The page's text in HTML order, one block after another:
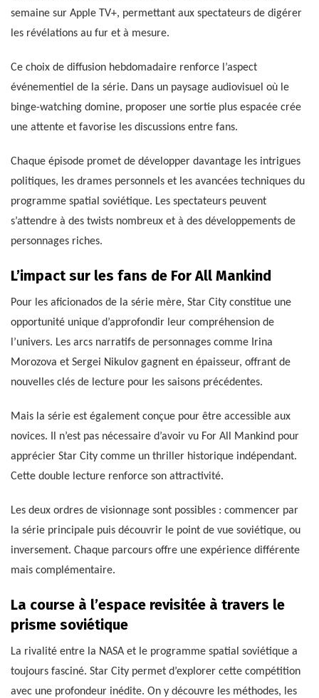
semaine sur Apple TV+, permettant aux spectateurs de digérer
les révélations au fur et à mesure.
Ce choix de diffusion hebdomadaire renforce l’aspect
événementiel de la série. Dans un paysage audiovisuel où le
binge-watching domine, proposer une sortie plus espacée crée
une attente et favorise les discussions entre fans.
Chaque épisode promet de développer davantage les intrigues
politiques, les drames personnels et les avancées techniques du
programme spatial soviétique. Les spectateurs peuvent
s’attendre à des twists nombreux et à des développements de
personnages riches.
L’impact sur les fans de For All Mankind
Pour les aficionados de la série mère, Star City constitue une
opportunité unique d’approfondir leur compréhension de
l’univers. Les arcs narratifs de personnages comme Irina
Morozova et Sergei Nikulov gagnent en épaisseur, offrant de
nouvelles clés de lecture pour les saisons précédentes.
Mais la série est également conçue pour être accessible aux
novices. Il n’est pas nécessaire d’avoir vu For All Mankind pour
apprécier Star City comme un thriller historique indépendant.
Cette double lecture renforce son attractivité.
Les deux ordres de visionnage sont possibles : commencer par
la série principale puis découvrir le point de vue soviétique, ou
inversement. Chaque parcours offre une expérience différente
mais complémentaire.
La course à l’espace revisitée à travers le
prisme soviétique
La rivalité entre la NASA et le programme spatial soviétique a
toujours fasciné. Star City permet d’explorer cette compétition
avec une profondeur inédite. On y découvre les méthodes, les